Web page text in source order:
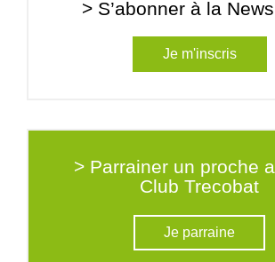
> S’abonner à la
Je m'inscris
> Parrainer un proche
Club Trecobat
Je parraine